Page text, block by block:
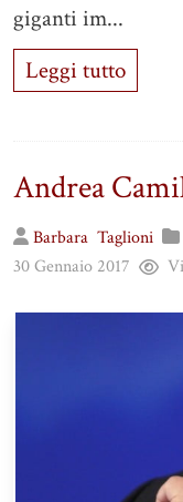
giganti im...
Leggi tutto
Andrea
Barbara Taglioni
30 Gennaio 2017